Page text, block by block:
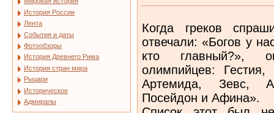
История России
Лента
События и даты
Фотообзоры
История Древнего Рима
История стран мира
Рыцари
Историческое
Адмиралы
Когда греков
отвечали: «Богов у
кто главный?»,
олимпийцев:
Артемида, Зевс,
Посейдон и Афина».